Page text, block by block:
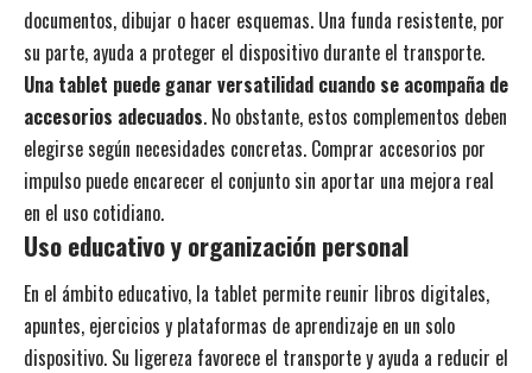
documentos, dibujar o hacer esquemas. Una funda resistente, por
su parte, ayuda a proteger el dispositivo durante el transporte.
Una tablet puede ganar versatilidad cuando se acompaña de
accesorios adecuados. No obstante, estos complementos deben
elegirse según necesidades concretas. Comprar accesorios por
impulso puede encarecer el conjunto sin aportar una mejora real
en el uso cotidiano.
Uso educativo y organización personal
En el ámbito educativo, la tablet permite reunir libros digitales,
apuntes, ejercicios y plataformas de aprendizaje en un solo
dispositivo. Su ligereza favorece el transporte y ayuda a reducir el